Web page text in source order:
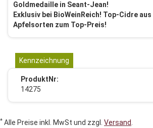
Goldmedaille in Seant-Jean!
Exklusiv bei BioWeinReich! Top-Cidre
Apfelsorten zum Top-Preis!
Kennzeichnung
ProduktNr:
14275
* Alle Preise inkl. MwSt und zzgl. Versand